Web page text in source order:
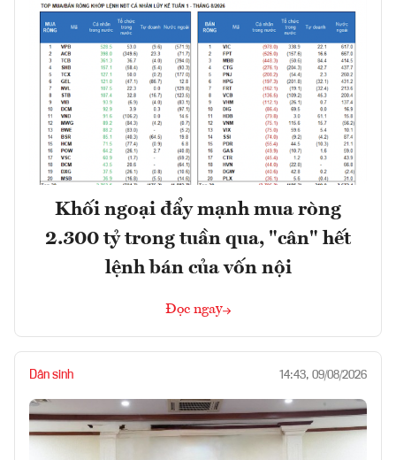
Khối ngoại đẩy mạnh mua ròng
2.300 tỷ trong tuần qua, "cân" hết
lệnh bán của vốn nội
Đọc ngay
Dân sinh 14:43, 09/08/2026